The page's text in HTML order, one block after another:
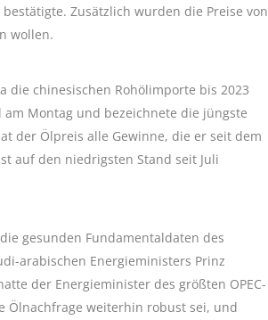
Zusätzlich wurden die Preise von
wollen.
die chinesischen Rohölimporte bis 2023
Montag und bezeichnete die jüngste
der Ölpreis alle Gewinne, die er seit dem
auf den niedrigsten Stand seit Juli
gesunden Fundamentaldaten des
arabischen Energieministers Prinz
der Energieminister des größten OPEC-
Ölnachfrage weiterhin robust sei, und